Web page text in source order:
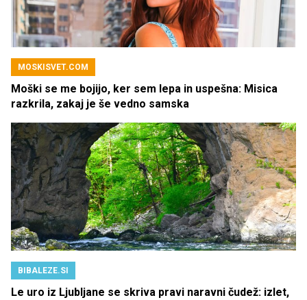
MOSKISVET.COM
Moški se me bojijo, ker sem lepa in uspešna: Misica
razkrila, zakaj je še vedno samska
BIBALEZE.SI
Le uro iz Ljubljane se skriva pravi naravni čudež: izlet,